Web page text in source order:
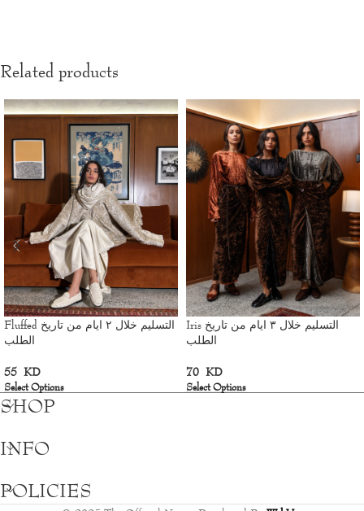
Related products
Fluffed التسليم خلال ٢ ايام من تاريخ
الطلب
55 KD
Select Options
Iris التسليم خلال ٣ ايام من تاريخ
الطلب
70 KD
Select Options
SHOP
INFO
POLICIES